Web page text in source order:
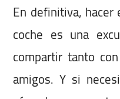
En definitiva, hacer
coche es una
compartir tanto
amigos. Y si